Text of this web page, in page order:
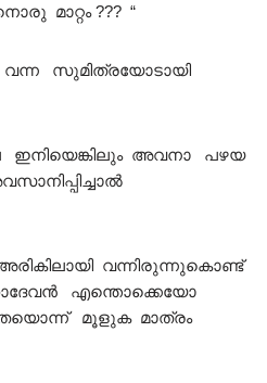
മാറ്റം ??? “
വന്ന സുമിത്രയോടായി
ഇനിയെങ്കിലും അവനാ പഴയ
വന്നിരുന്നുകൊണ്ട്
എന്തൊക്കെയോ
മൂളുക മാത്രം